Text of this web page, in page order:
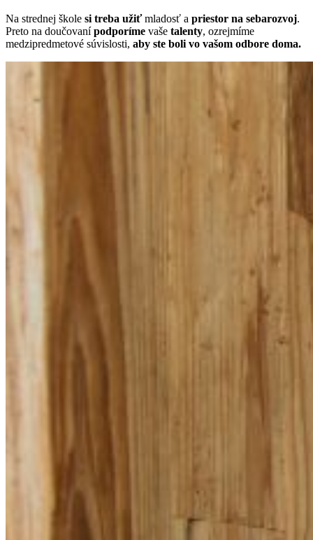
Na strednej škole si treba užiťmladosť a priestor na sebarozvoj.
Preto na doučovanípodporíme vaše talenty, ozrejmíme
medzipredmetové súvislosti, aby ste boli vo vašom odbore doma.